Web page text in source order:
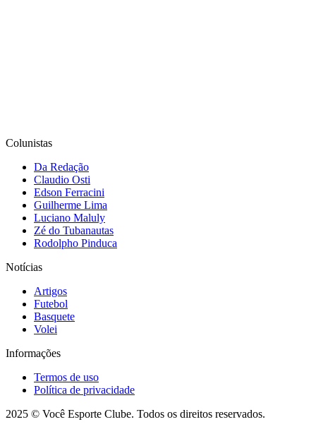
Colunistas
Da Redação
Claudio Osti
Edson Ferracini
Guilherme Lima
Luciano Maluly
Zé do Tubanautas
Rodolpho Pinduca
Notícias
Artigos
Futebol
Basquete
Volei
Informações
Termos de uso
Política de privacidade
2025 © Você Esporte Clube. Todos os direitos reservados.